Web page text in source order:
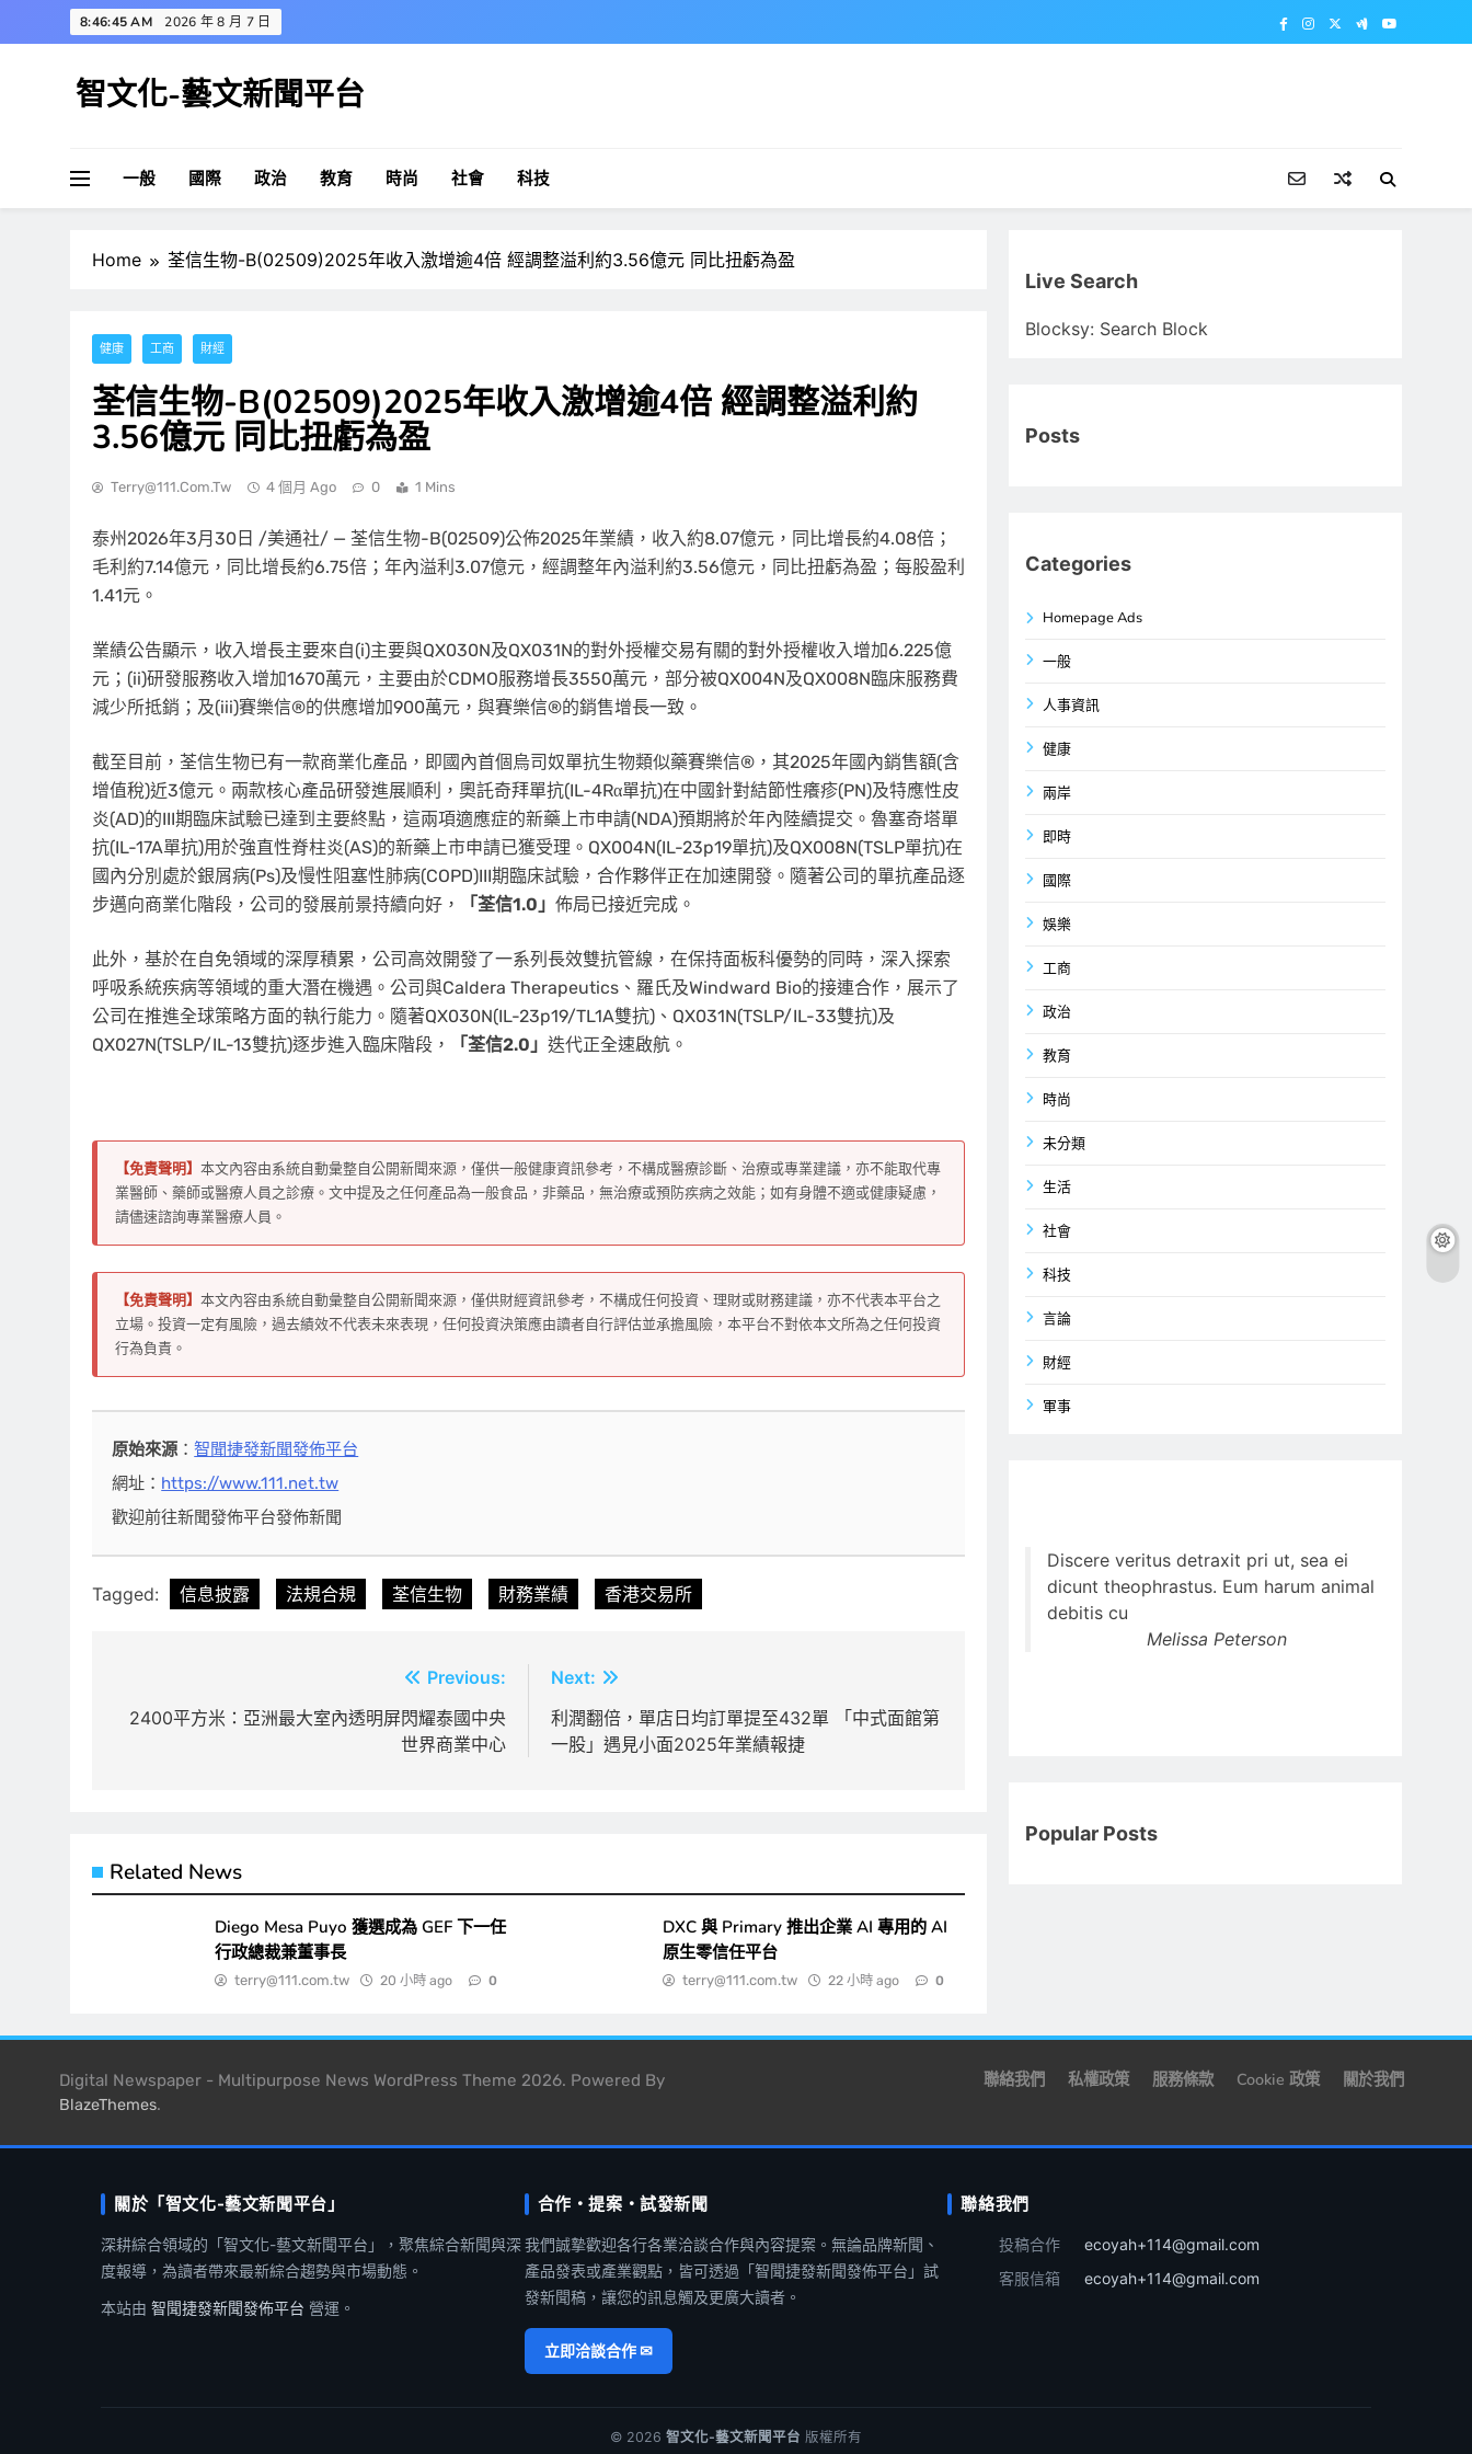
to
8:46:45 AM 2026 年 8 月 7 日
智文化-藝文新聞平台
一般 國際 政治 教育 時尚 社會 科技
Home 荃信生物-B(02509)2025年收入激增逾4倍 經調整溢利約3.56億元 同比扭虧為盈
健康 工商 財經
荃信生物-B(02509)2025年收入激增逾4倍 經調整溢利約
3.56億元 同比扭虧為盈
Terry@111.com.tw 4 個月 Ago 0 1 Mins
泰州2026年3月30日 /美通社/ — 荃信生物-B(02509)公佈2025年業績，收入約8.07億元，同比增長約4.08倍；
毛利約7.14億元，同比增長約6.75倍；年內溢利3.07億元，經調整年內溢利約3.56億元，同比扭虧為盈；每股盈利
1.41元。
業績公告顯示，收入增長主要來自(i)主要與QX030N及QX031N的對外授權交易有關的對外授權收入增加6.225億
元；(ii)研發服務收入增加1670萬元，主要由於CDMO服務增長3550萬元，部分被QX004N及QX008N臨床服務費
減少所抵銷；及(iii)賽樂信®的供應增加900萬元，與賽樂信®的銷售增長一致。
截至目前，荃信生物已有一款商業化產品，即國內首個烏司奴單抗生物類似藥賽樂信®，其2025年國內銷售額(含
增值稅)近3億元。兩款核心產品研發進展順利，奧託奇拜單抗(IL-4Rα單抗)在中國針對結節性癢疹(PN)及特應性皮
炎(AD)的III期臨床試驗已達到主要終點，這兩項適應症的新藥上市申請(NDA)預期將於年內陸續提交。魯塞奇塔單
抗(IL-17A單抗)用於強直性脊柱炎(AS)的新藥上市申請已獲受理。QX004N(IL-23p19單抗)及QX008N(TSLP單抗)在
國內分別處於銀屑病(Ps)及慢性阻塞性肺病(COPD)III期臨床試驗，合作夥伴正在加速開發。隨著公司的單抗產品逐
步邁向商業化階段，公司的發展前景持續向好，
「荃信1.0」 佈局已接近完成。
此外，基於在自免領域的深厚積累，公司高效開發了一系列長效雙抗管線，在保持面板科優勢的同時，深入探索
呼吸系統疾病等領域的重大潛在機遇。公司與Caldera Therapeutics、羅氏及Windward Bio的接連合作，展示了
公司在推進全球策略方面的執行能力。隨著QX030N(IL-23p19/TL1A雙抗)、QX031N(TSLP/IL-33雙抗)及
QX027N(TSLP/IL-13雙抗)逐步進入臨床階段，
「荃信2.0」 迭代正全速啟航。
【免責聲明】 本文內容由系統自動彙整自公開新聞來源，僅供一般健康資訊參考，不構成醫療診斷、治療或專業建議，亦不能取代專
業醫師、藥師或醫療人員之診療。文中提及之任何產品為一般食品，非藥品，無治療或預防疾病之效能；如有身體不適或健康疑慮，
請儘速諮詢專業醫療人員。
【免責聲明】 本文內容由系統自動彙整自公開新聞來源，僅供財經資訊參考，不構成任何投資、理財或財務建議，亦不代表本平台之
立場。投資一定有風險，過去績效不代表未來表現，任何投資決策應由讀者自行評估並承擔風險，本平台不對依本文所為之任何投資
行為負責。
原始來源 ：智聞捷發新聞發佈平台
網址： https://www.111.net.tw
歡迎前往新聞發佈平台發佈新聞
Tagged: 信息披露 法規合規 荃信生物 財務業績 香港交易所
章
Previous:
2400平方米：亞洲最大室內透明屏閃耀泰國中央
世界商業中心
Next:
利潤翻倍，單店日均訂單提至432單 「中式面館第
一股」遇見小面2025年業績報捷
Related News
Diego Mesa Puyo 獲選成為 GEF 下一任
行政總裁兼董事長
terry@111.com.tw 20 小時 ago 0
DXC 與 Primary 推出企業 AI 專用的 AI
原生零信任平台
terry@111.com.tw 22 小時 ago 0
Live Search
Blocksy: Search Block
Posts
Categories
Homepage Ads
一般
人事資訊
健康
兩岸
即時
國際
娛樂
工商
政治
教育
時尚
未分類
生活
社會
科技
言論
財經
軍事
Discere veritus detraxit pri ut, sea ei
dicunt theophrastus. Eum harum animal
debitis cu
Melissa Peterson
Popular Posts
Digital Newspaper - Multipurpose News WordPress Theme 2026. Powered By
BlazeThemes.
聯絡我們 私權政策 服務條款 Cookie 政策 關於我們
關於「智文化-藝文新聞平台」
深耕綜合領域的「智文化-藝文新聞平台」，聚焦綜合新聞與深
度報導，為讀者帶來最新綜合趨勢與市場動態。
本站由 智聞捷發新聞發佈平台 營運。
合作・提案・試發新聞
我們誠摯歡迎各行各業洽談合作與內容提案。無論品牌新聞、
產品發表或產業觀點，皆可透過「智聞捷發新聞發佈平台」試
發新聞稿，讓您的訊息觸及更廣大讀者。
立即洽談合作 ✉
聯絡我們
投稿合作
ecoyah+114@gmail.com
客服信箱
ecoyah+114@gmail.com
© 2026 智文化-藝文新聞平台 版權所有